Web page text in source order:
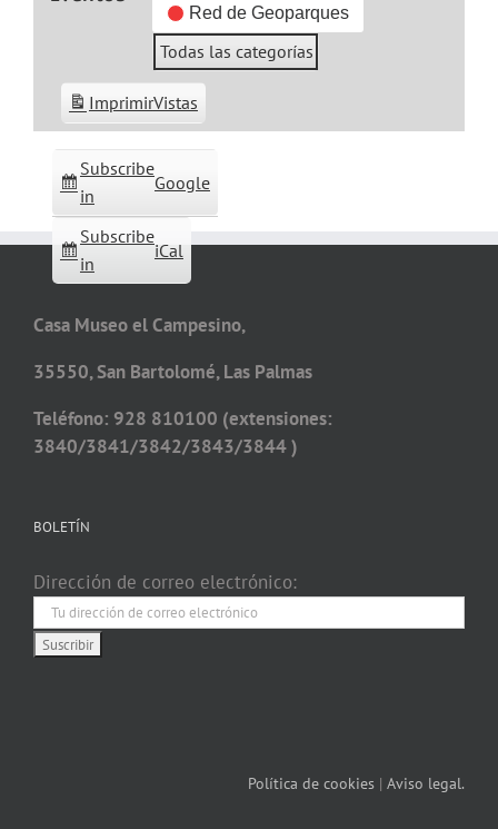
Red de Geoparques
Todas las categorías
Subscribe
in
Google
Subscribe
in
iCal
ImprimirVistas
Casa Museo el Campesino,
35550, San Bartolomé, Las Palmas
Teléfono: 928 810100 (extensiones:
3840/3841/3842/3843/3844 )
BOLETÍN
Dirección de correo electrónico:
Política de cookies | Aviso legal.